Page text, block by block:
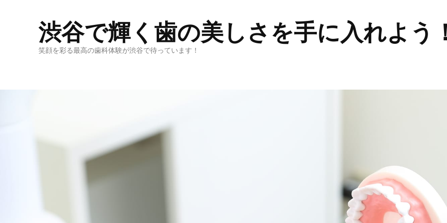
渋谷で輝く歯の美しさを手に入れよう
笑顔を彩る最高の歯科体験が渋谷で待っています！